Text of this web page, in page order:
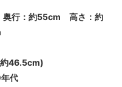
行：約55cm 高さ：約
46.5cm)
代